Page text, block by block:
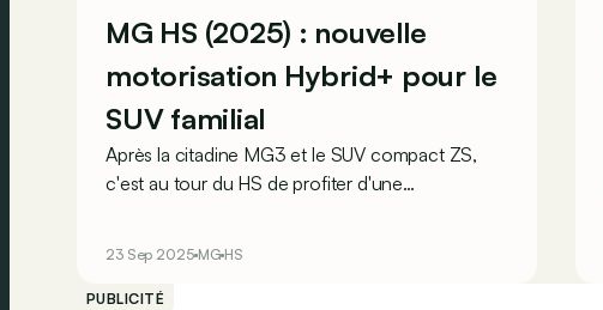
MG HS (2025) : nouvelle
motorisation Hybrid+ pour le
SUV familial
Après la citadine MG3 et le SUV compact ZS,
c'est au tour du HS de profiter d'une
23 Sep 2025 MG HS
PUBLICITÉ